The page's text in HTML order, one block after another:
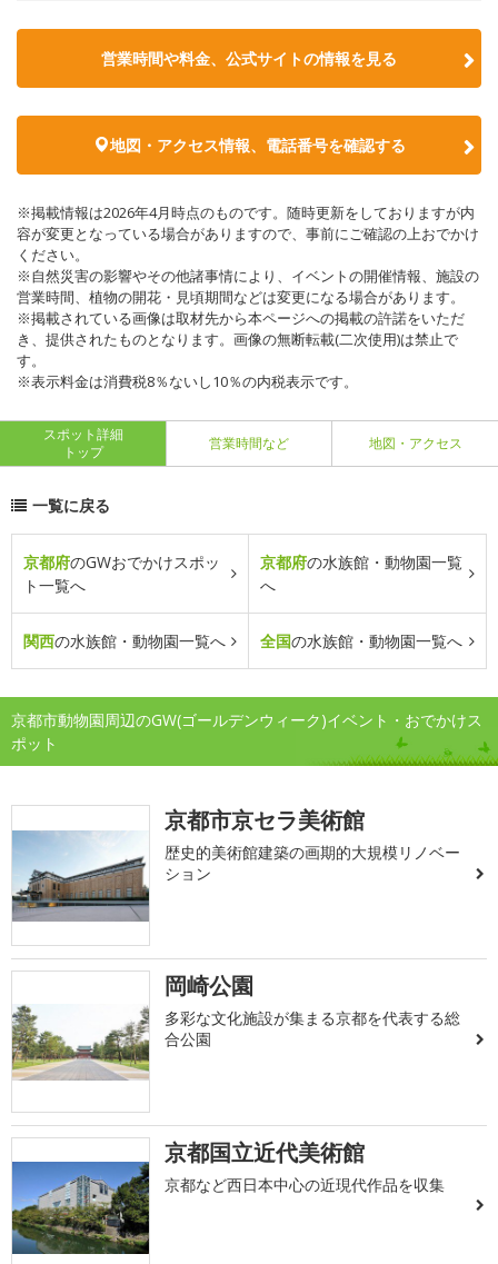
営業時間や料金、公式サイトの情報を見る
地図・アクセス情報、電話番号を確認する
※掲載情報は2026年4月時点のものです。随時更新をしておりますが内
容が変更となっている場合がありますので、事前にご確認の上おでかけ
ください。
※自然災害の影響やその他諸事情により、イベントの開催情報、施設の
営業時間、植物の開花・見頃期間などは変更になる場合があります。
※掲載されている画像は取材先から本ページへの掲載の許諾をいただ
き、提供されたものとなります。画像の無断転載(二次使用)は禁止で
す。
※表示料金は消費税8％ないし10％の内税表示です。
スポット詳細
トップ
営業時間など 地図・アクセス
一覧に戻る
京都府のGWおでかけスポッ
ト一覧へ
京都府の水族館・動物園一覧
へ
関西の水族館・動物園一覧へ 全国の水族館・動物園一覧へ
京都市動物園周辺のGW(ゴールデンウィーク)イベント・おでかけス
ポット
京都市京セラ美術館
歴史的美術館建築の画期的大規模リノベー
ション
岡崎公園
多彩な文化施設が集まる京都を代表する総
合公園
京都国立近代美術館
京都など西日本中心の近現代作品を収集